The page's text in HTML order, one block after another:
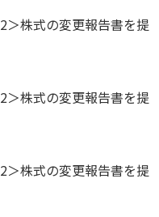
＞株式の変更報告書を提
＞株式の変更報告書を提
＞株式の変更報告書を提